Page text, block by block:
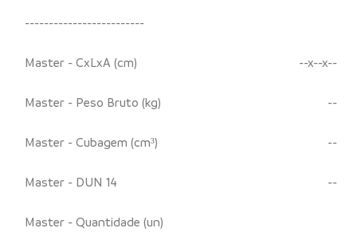
-------------------------
Master - CxLxA (cm) --x--x--
Master - Peso Bruto (kg) --
Master - Cubagem (cm³) --
Master - DUN 14 --
Master - Quantidade (un)